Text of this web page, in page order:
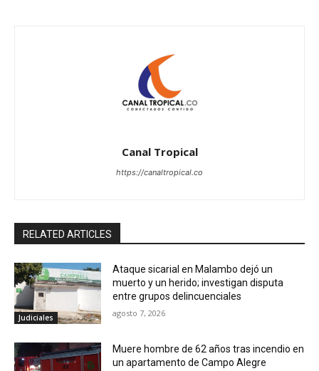
Canal Tropical
https://canaltropical.co
RELATED ARTICLES
Judiciales
Ataque sicarial en Malambo dejó un
muerto y un herido; investigan disputa
entre grupos delincuenciales
agosto 7, 2026
Muere hombre de 62 años tras incendio en
un apartamento de Campo Alegre